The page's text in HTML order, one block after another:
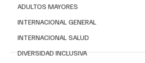
ADULTOS MAYORES
INTERNACIONAL GENERAL
INTERNACIONAL SALUD
DIVERSIDAD INCLUSIVA